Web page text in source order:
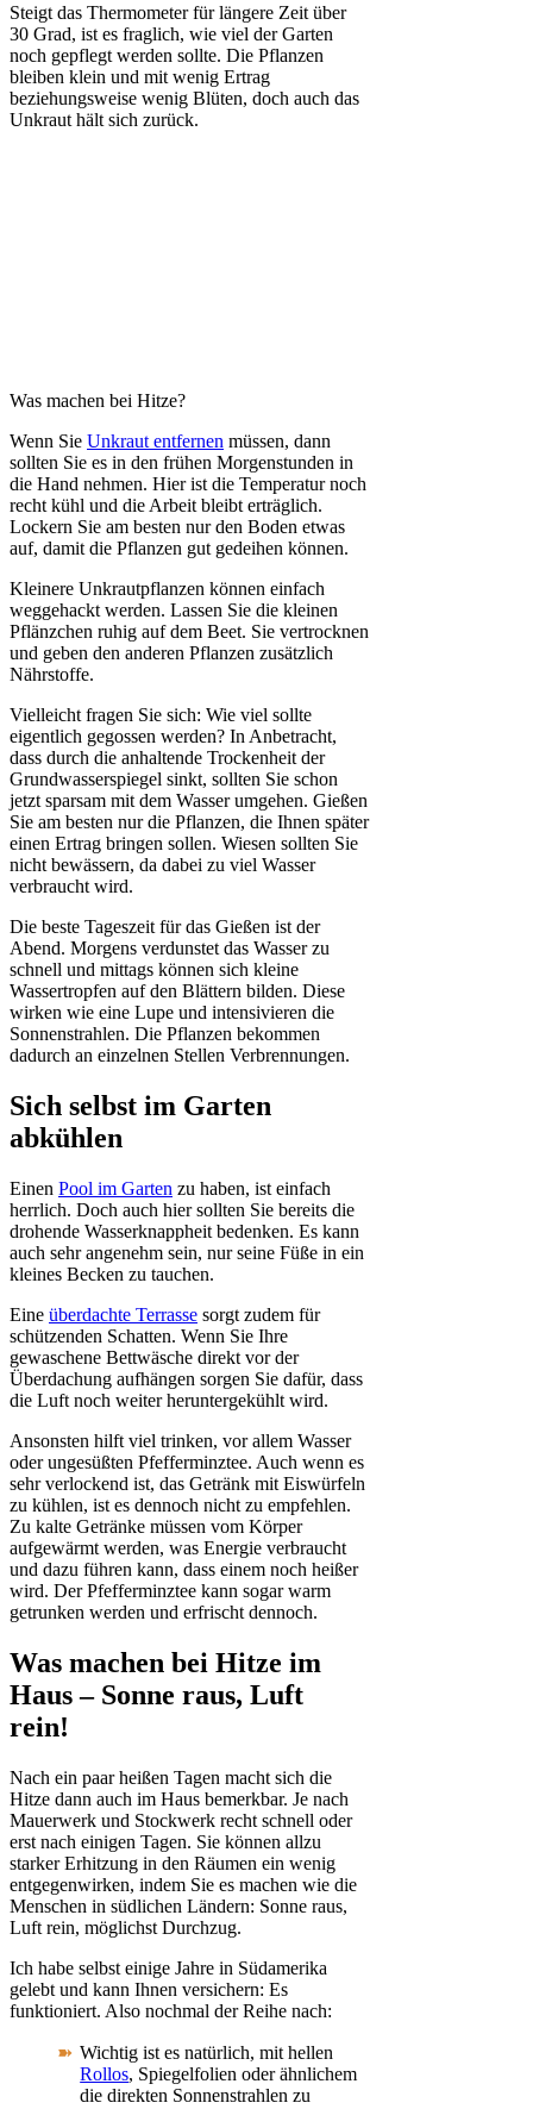
Steigt das Thermometer für längere Zeit über
30 Grad, ist es fraglich, wie viel der Garten
noch gepflegt werden sollte. Die Pflanzen
bleiben klein und mit wenig Ertrag
beziehungsweise wenig Blüten, doch auch das
Unkraut hält sich zurück.
Was machen bei Hitze?
Wenn Sie Unkraut entfernen müssen, dann
sollten Sie es in den frühen Morgenstunden in
die Hand nehmen. Hier ist die Temperatur noch
recht kühl und die Arbeit bleibt erträglich.
Lockern Sie am besten nur den Boden etwas
auf, damit die Pflanzen gut gedeihen können.
Kleinere Unkrautpflanzen können einfach
weggehackt werden. Lassen Sie die kleinen
Pflänzchen ruhig auf dem Beet. Sie vertrocknen
und geben den anderen Pflanzen zusätzlich
Nährstoffe.
Vielleicht fragen Sie sich: Wie viel sollte
eigentlich gegossen werden? In Anbetracht,
dass durch die anhaltende Trockenheit der
Grundwasserspiegel sinkt, sollten Sie schon
jetzt sparsam mit dem Wasser umgehen. Gießen
Sie am besten nur die Pflanzen, die Ihnen später
einen Ertrag bringen sollen. Wiesen sollten Sie
nicht bewässern, da dabei zu viel Wasser
verbraucht wird.
Die beste Tageszeit für das Gießen ist der
Abend. Morgens verdunstet das Wasser zu
schnell und mittags können sich kleine
Wassertropfen auf den Blättern bilden. Diese
wirken wie eine Lupe und intensivieren die
Sonnenstrahlen. Die Pflanzen bekommen
dadurch an einzelnen Stellen Verbrennungen.
Sich selbst im Garten
abkühlen
Einen Pool im Garten zu haben, ist einfach
herrlich. Doch auch hier sollten Sie bereits die
drohende Wasserknappheit bedenken. Es kann
auch sehr angenehm sein, nur seine Füße in ein
kleines Becken zu tauchen.
Eine überdachte Terrasse sorgt zudem für
schützenden Schatten. Wenn Sie Ihre
gewaschene Bettwäsche direkt vor der
Überdachung aufhängen sorgen Sie dafür, dass
die Luft noch weiter heruntergekühlt wird.
Ansonsten hilft viel trinken, vor allem Wasser
oder ungesüßten Pfefferminztee. Auch wenn es
sehr verlockend ist, das Getränk mit Eiswürfeln
zu kühlen, ist es dennoch nicht zu empfehlen.
Zu kalte Getränke müssen vom Körper
aufgewärmt werden, was Energie verbraucht
und dazu führen kann, dass einem noch heißer
wird. Der Pfefferminztee kann sogar warm
getrunken werden und erfrischt dennoch.
Was machen bei Hitze im
Haus – Sonne raus, Luft
rein!
Nach ein paar heißen Tagen macht sich die
Hitze dann auch im Haus bemerkbar. Je nach
Mauerwerk und Stockwerk recht schnell oder
erst nach einigen Tagen. Sie können allzu
starker Erhitzung in den Räumen ein wenig
entgegenwirken, indem Sie es machen wie die
Menschen in südlichen Ländern: Sonne raus,
Luft rein, möglichst Durchzug.
Ich habe selbst einige Jahre in Südamerika
gelebt und kann Ihnen versichern: Es
funktioniert. Also nochmal der Reihe nach:
Wichtig ist es natürlich, mit hellen
Rollos, Spiegelfolien oder ähnlichem
die direkten Sonnenstrahlen zu